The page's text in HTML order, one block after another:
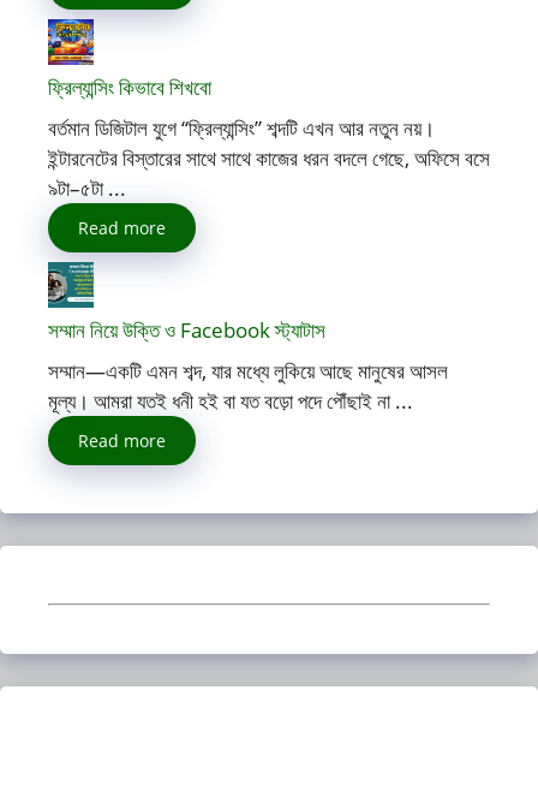
ফ্রিল্যান্সিং কিভাবে শিখবো
বর্তমান ডিজিটাল যুগে “ফ্রিল্যান্সিং” শব্দটি এখন আর নতুন নয়।
ইন্টারনেটের বিস্তারের সাথে সাথে কাজের ধরন বদলে গেছে, অফিসে বসে
৯টা–৫টা ...
Read more
সম্মান নিয়ে উক্তি ও Facebook স্ট্যাটাস
সম্মান—একটি এমন শব্দ, যার মধ্যে লুকিয়ে আছে মানুষের আসল
মূল্য। আমরা যতই ধনী হই বা যত বড়ো পদে পৌঁছাই না ...
Read more